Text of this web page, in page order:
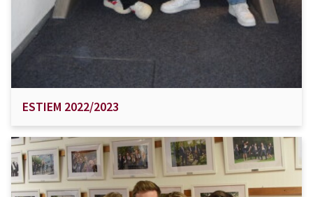
ESTIEM 2022/2023